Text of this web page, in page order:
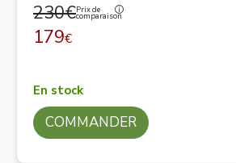
230€Prix de
comparaison
179€
En stock
COMMANDER